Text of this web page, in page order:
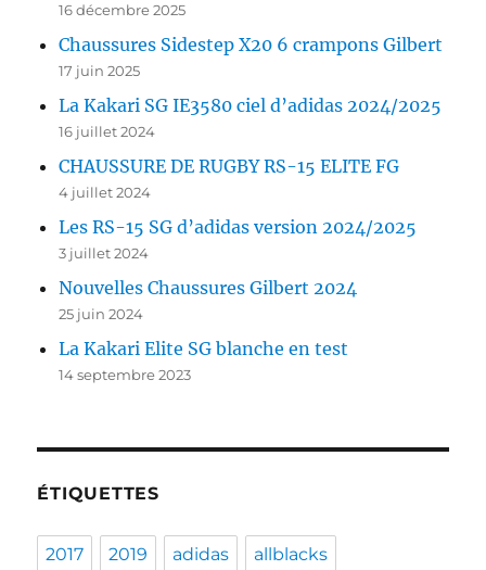
16 décembre 2025
Chaussures Sidestep X20 6 crampons Gilbert
17 juin 2025
La Kakari SG IE3580 ciel d’adidas 2024/2025
16 juillet 2024
CHAUSSURE DE RUGBY RS-15 ELITE FG
4 juillet 2024
Les RS-15 SG d’adidas version 2024/2025
3 juillet 2024
Nouvelles Chaussures Gilbert 2024
25 juin 2024
La Kakari Elite SG blanche en test
14 septembre 2023
ÉTIQUETTES
2017 2019 adidas allblacks